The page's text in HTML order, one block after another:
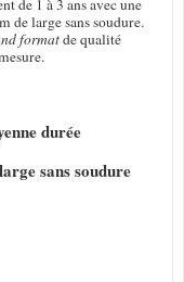
de 1 à 3 ans avec une
de large sans soudure.
formatde qualité
durée
sans soudure